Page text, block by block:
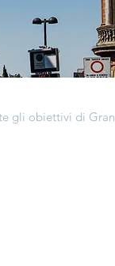
gli obiettivi di Gran